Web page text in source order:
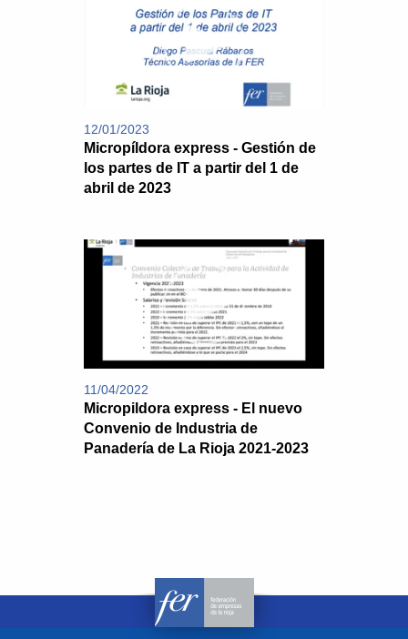
12/01/2023
Micropíldora express - Gestión de
los partes de IT a partir del 1 de
abril de 2023
11/04/2022
Micropildora express - El nuevo
Convenio de Industria de
Panadería de La Rioja 2021-2023